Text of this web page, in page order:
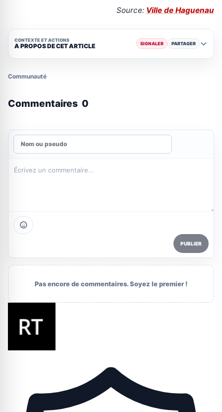
Source: Ville de Haguenau
CONTEXTE ET ACTIONS
A PROPOS DE CET ARTICLE SIGNALER PARTAGER
Communauté
Commentaires 0
PUBLIER
Pas encore de commentaires. Soyez le premier !